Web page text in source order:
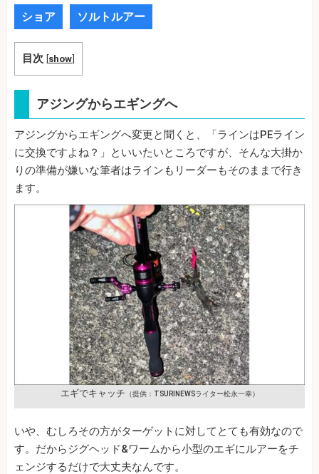
ショア ソルトルアー
目次 [show]
アジングからエギングへ
アジングからエギングへ変更と聞くと、「ラインはPEライン
に交換ですよね？」といいたいところですが、そんな大掛か
りの準備が嫌いな筆者はラインもリーダーもそのままで行き
ます。
エギでキャッチ （提供：TSURINEWSライター松永一幸）
いや、むしろその方がターゲットに対してとても有効なので
す。だからジグヘッド&ワームから小型のエギにルアーをチ
ェンジするだけで大丈夫なんです。